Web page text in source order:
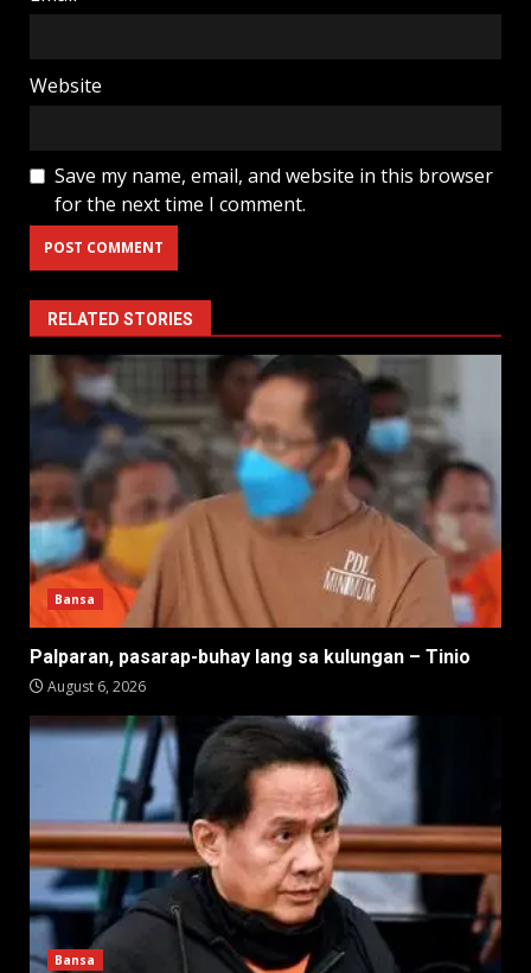
Website
Save my name, email, and website in this browser
for the next time I comment.
RELATED STORIES
Bansa
Palparan, pasarap-buhay lang sa kulungan – Tinio
August 6, 2026
Bansa